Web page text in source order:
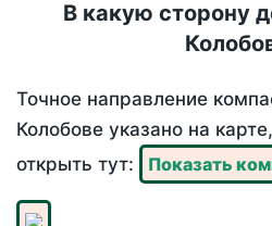
В какую сторону
Точное направление
Колобове указано на
открыть тут:
Показать